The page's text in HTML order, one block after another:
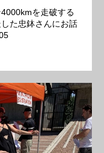
を走破する
た忠鉢さんにお話